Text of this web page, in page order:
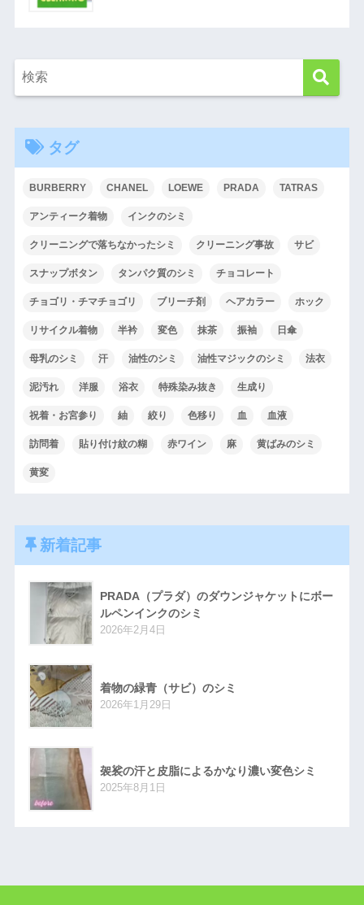
タグ
BURBERRY CHANEL LOEWE PRADA TATRAS
アンティーク着物 インクのシミ
クリーニングで落ちなかったシミ クリーニング事故 サビ
スナップボタン タンパク質のシミ チョコレート
チョゴリ・チマチョゴリ ブリーチ剤 ヘアカラー ホック
リサイクル着物 半衿 変色 抹茶 振袖 日傘
母乳のシミ 汗 油性のシミ 油性マジックのシミ 法衣
泥汚れ 洋服 浴衣 特殊染み抜き 生成り
祝着・お宮参り 紬 絞り 色移り 血 血液
訪問着 貼り付け紋の糊 赤ワイン 麻 黄ばみのシミ
黄変
新着記事
PRADA（プラダ）のダウンジャケットにボー
ルペンインクのシミ
2026年2月4日
着物の緑青（サビ）のシミ
2026年1月29日
袈裟の汗と皮脂によるかなり濃い変色シミ
2025年8月1日